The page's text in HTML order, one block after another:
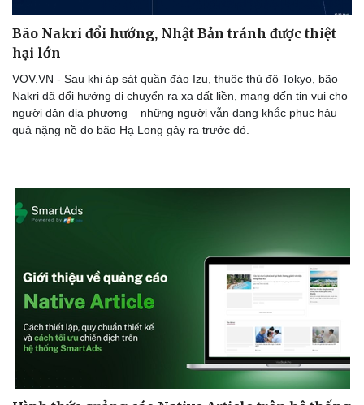
Bão Nakri đổi hướng, Nhật Bản tránh được thiệt
hại lớn
VOV.VN - Sau khi áp sát quần đảo Izu, thuộc thủ đô Tokyo, bão
Nakri đã đổi hướng di chuyển ra xa đất liền, mang đến tin vui cho
người dân địa phương – những người vẫn đang khắc phục hậu
quả nặng nề do bão Hạ Long gây ra trước đó.